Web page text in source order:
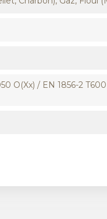
O(xx) / EN 1856-2